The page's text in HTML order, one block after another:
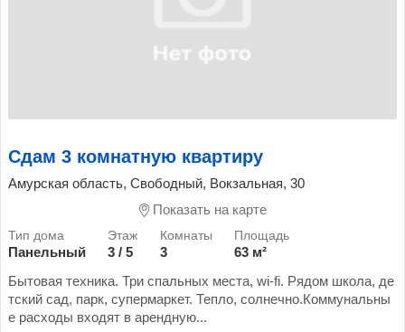
Сдам 3 комнатную квартиру
Амурская область, Свободный, Вокзальная, 30
Показать на карте
Панельный 3 / 5 3
63 м²
Бытовая техника. Три спальных места, wi-fi. Рядом школа, де
тский сад, парк, супермаркет. Тепло, солнечно.Коммунальны
е расходы входят в арендную...